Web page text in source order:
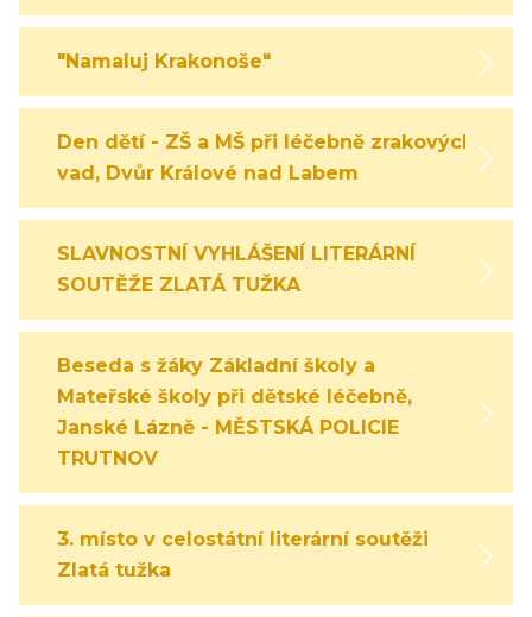
"Namaluj Krakonoše"
Den dětí - ZŠ a MŠ při léčebně zrakových
vad, Dvůr Králové nad Labem
SLAVNOSTNÍ VYHLÁŠENÍ LITERÁRNÍ
SOUTĚŽE ZLATÁ TUŽKA
Beseda s žáky Základní školy a
Mateřské školy při dětské léčebně,
Janské Lázně - MĚSTSKÁ POLICIE
TRUTNOV
3. místo v celostátní literární soutěži
Zlatá tužka